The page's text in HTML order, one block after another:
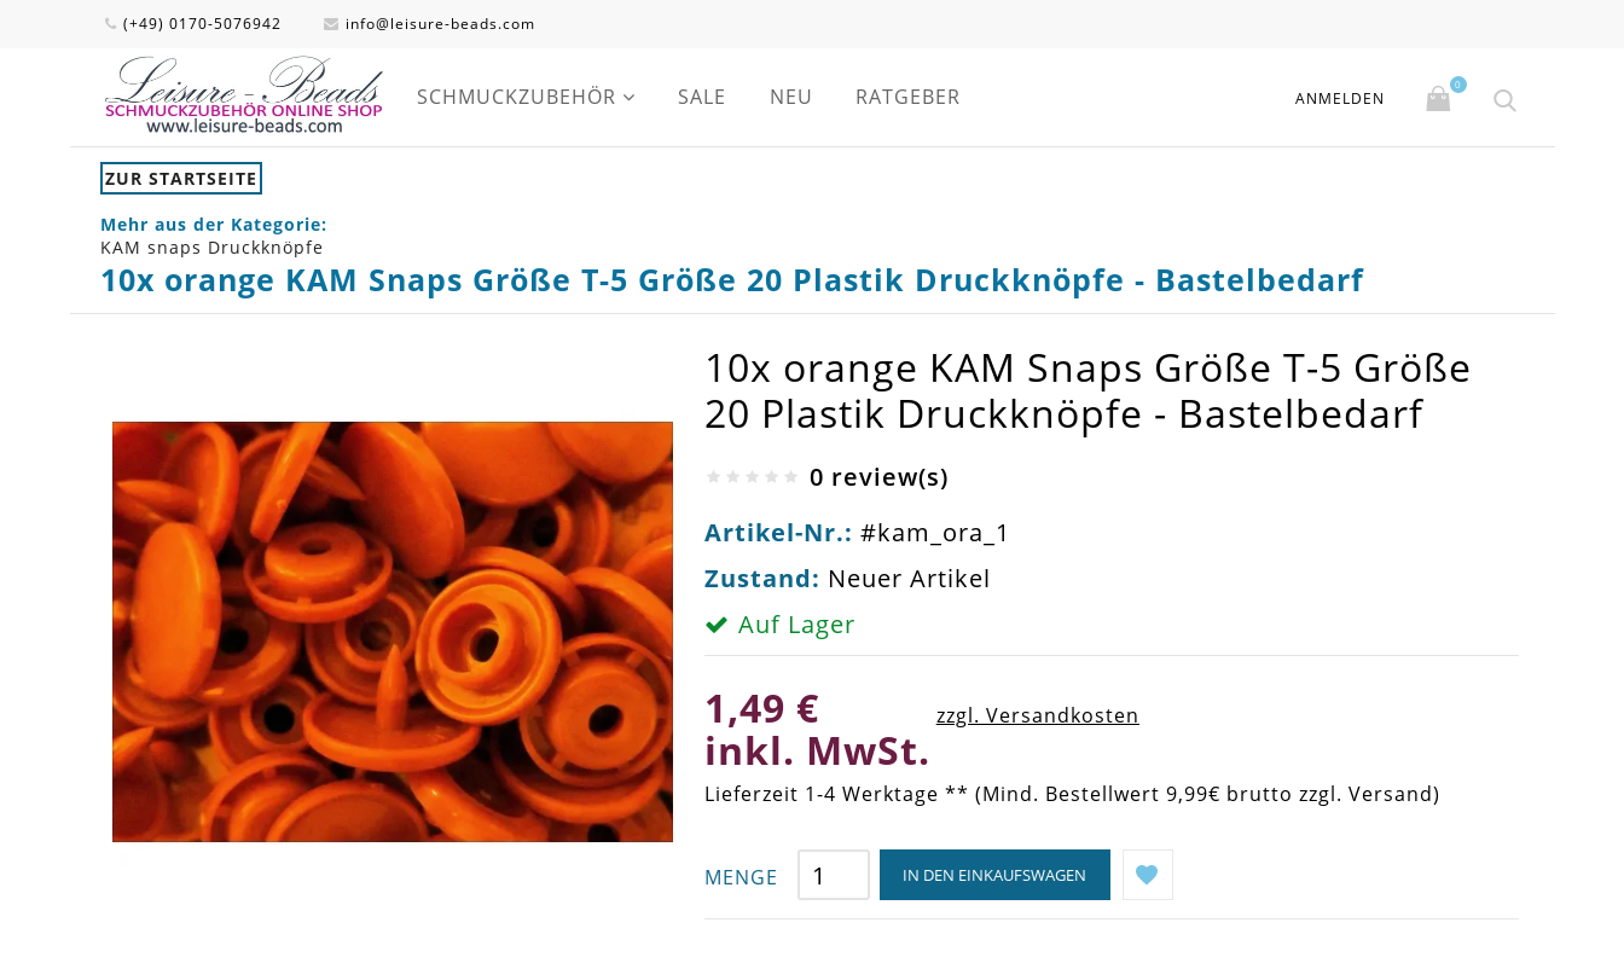
(+49) 0170-5076942 info@leisure-beads.com
SCHMUCKZUBEHÖR SALE NEU RATGEBER ANMELDEN
0
ZUR STARTSEITE
Mehr aus der Kategorie:
KAM snaps Druckknöpfe
10x orange KAM Snaps Größe T-5 Größe 20 Plastik Druckknöpfe - Bastelbedarf
10x orange KAM Snaps Größe T-5 Größe
20 Plastik Druckknöpfe - Bastelbedarf
0 review(s)
Artikel-Nr.: #kam_ora_1
Zustand: Neuer Artikel
Auf Lager
1,49 €
inkl. MwSt.
zzgl. Versandkosten
Lieferzeit 1-4 Werktage ** (Mind. Bestellwert 9,99€ brutto zzgl. Versand)
MENGE IN DEN EINKAUFSWAGEN